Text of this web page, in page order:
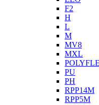
F2
H
L
M
MV8
MXL
PU
PH
RPP14M
RPP5M